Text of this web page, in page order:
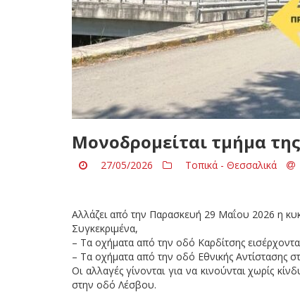
Μονοδρομείται τμήμα
27/05/2026 Τοπικά - Θεσσαλικά
Αλλάζει από την Παρασκευή 29 Μαΐου 2026 η
Συγκεκριμένα,
– Τα οχήματα από την οδό Καρδίτσης
– Τα οχήματα από την οδό Εθνικής Αντίστασης
Οι αλλαγές γίνονται για να κινούνται χωρίς
στην οδό Λέσβου.